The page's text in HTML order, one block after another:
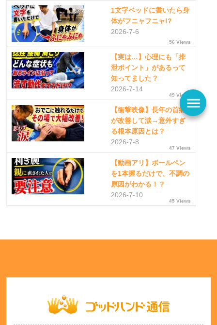
1文字ベッドに書いたら身
体がフニャフニャ!?
2026-7-6
56 Views
【実は…】心理にも「排
泄ポイント」があるって
知ってました？
2026-7-14
49 Views
【衝撃映像】長年の首痛
が改善して涙→意外すぎ
る根本原因とは？
2026-7-8
47 Views
【動画アリ】ボールペン
を1本握るだけで、不調の
原因がわかる！？
2026-7-10
45 Views
menu